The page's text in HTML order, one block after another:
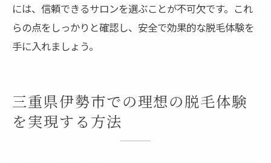
には、信頼できるサロンを選ぶことが不可欠です。これ
らの点をしっかりと確認し、安全で効果的な脱毛体験を
手に入れましょう。
三重県伊勢市での理想の脱毛体験
を実現する方法